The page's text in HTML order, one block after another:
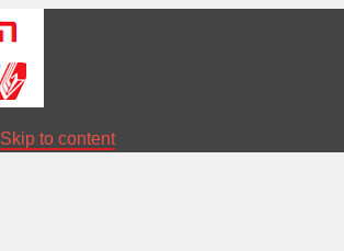
Skip to content